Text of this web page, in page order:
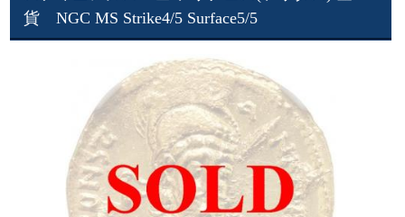
貨 NGC MS Strike4/5 Surface5/5